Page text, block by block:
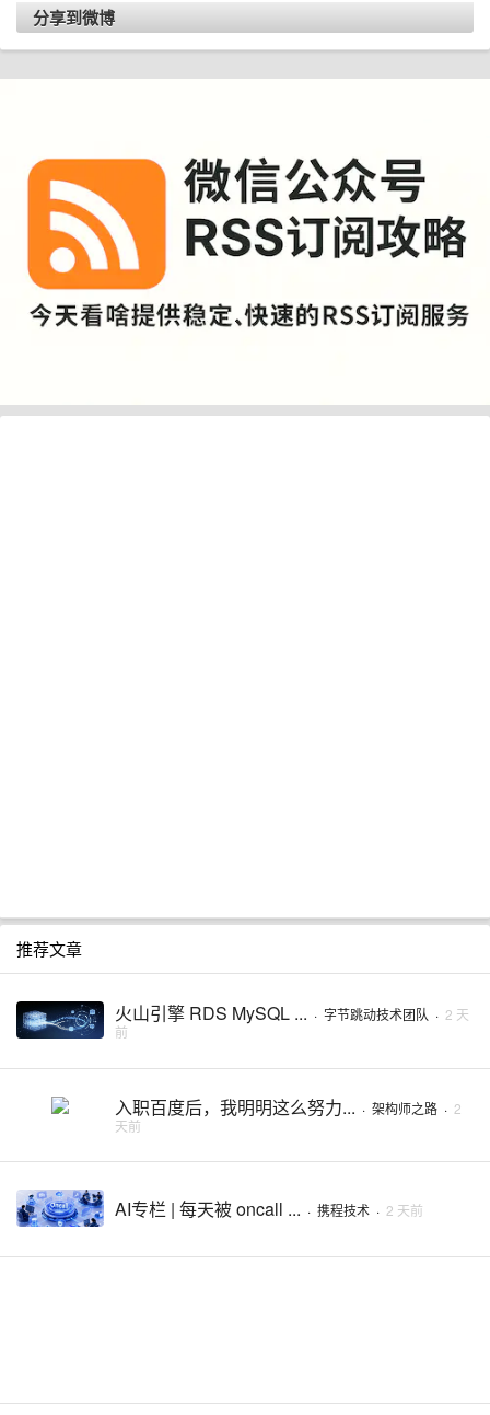
分享到微博
推荐文章
火山引擎 RDS MySQL ... · 字节跳动技术团队 · 2 天
前
入职百度后，我明明这么努力... · 架构师之路 · 2
天前
AI专栏 | 每天被 oncall ... · 携程技术 · 2 天前